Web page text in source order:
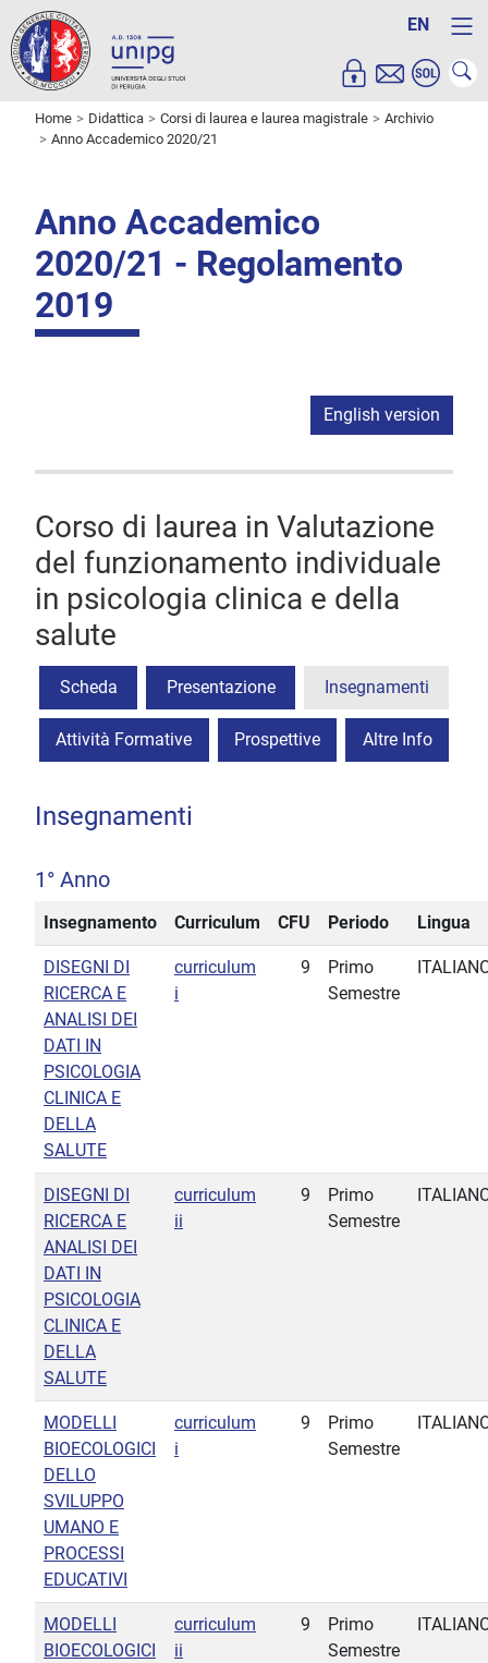
EN
Home Didattica Corsi di laurea e laurea magistrale
Archivio
Anno Accademico 2020/21
Anno Accademico
2020/21 - Regolamento
2019
English version
Corso di laurea in Valutazione
del funzionamento individuale
in psicologia clinica e della
salute
Scheda Presentazione Insegnamenti
Attività Formative Prospettive Altre Info
Insegnamenti
1° Anno
Insegnamento Curriculum CFU Periodo Lingua
DISEGNI DI
RICERCA E
ANALISI DEI
DATI IN
PSICOLOGIA
CLINICA E
DELLA
SALUTE
curriculum
i
9
Primo
Semestre
DISEGNI DI
RICERCA E
ANALISI DEI
DATI IN
PSICOLOGIA
CLINICA E
DELLA
SALUTE
curriculum
ii
9
Primo
Semestre
MODELLI
BIOECOLOGICI
DELLO
SVILUPPO
UMANO E
PROCESSI
EDUCATIVI
curriculum
i
9
Primo
Semestre
MODELLI
BIOECOLOGICI
curriculum
ii
9
Primo
Semestre